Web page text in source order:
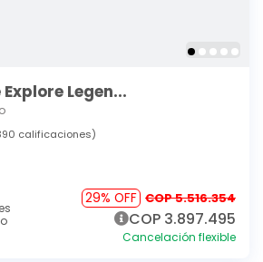
Legen...
calificaciones)
29% OFF COP 5.516.354
COP 3.897.495
Cancelación flexible